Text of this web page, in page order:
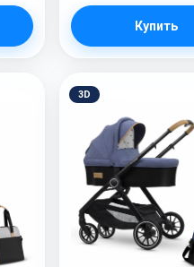
Купить
3D